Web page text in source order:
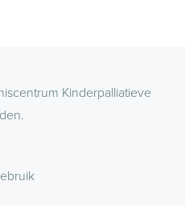
Kinderpalliatieve